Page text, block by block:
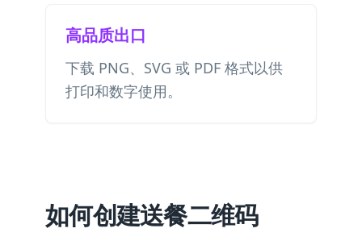
高品质出口
下载 PNG、SVG 或 PDF 格式以供
打印和数字使用。
如何创建送餐二维码